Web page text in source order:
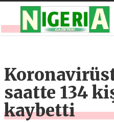
saatte 134
kaybetti